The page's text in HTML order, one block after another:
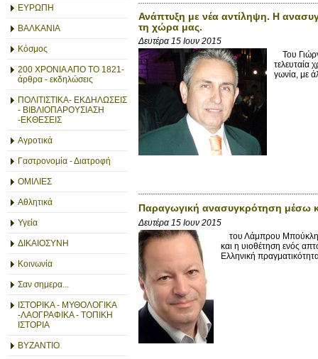
ΕΥΡΩΠΗ
ΒΑΛΚΑΝΙΑ
Κόσμος
200 ΧΡΟΝΙΑ ΑΠΟ ΤΟ 1821-
άρθρα - εκδηλώσεις
ΠΟΛΙΤΙΣΤΙΚΑ- ΕΚΔΗΛΩΣΕΙΣ
- ΒΙΒΛΙΟΠΑΡΟΥΣΙΑΣΗ
-ΕΚΘΕΣΕΙΣ
Αγροτικά
Γαστρονομία - Διατροφή
ΟΜΙΛΙΕΣ
Αθλητικά
Υγεία
ΔΙΚΑΙΟΣΥΝΗ
Κοινωνία
Σαν σημερα...
ΙΣΤΟΡΙΚΑ - ΜΥΘΟΛΟΓΙΚΑ
-ΛΑΟΓΡΑΦΙΚΑ - ΤΟΠΙΚΗ
ΙΣΤΟΡΙΑ
ΒΥΖΑΝΤΙΟ
Ανάπτυξη με νέα αντίληψη. Η
τη χώρα μας.
Δευτέρα 15 Ιουν 2015
Του
τελευταία
γωνία, με
Παραγωγική ανασυγκρότηση μέσω
Δευτέρα 15 Ιουν 2015
του Λάμπρου Μπούκλη
και η υιοθέτηση ενός
Ελληνική